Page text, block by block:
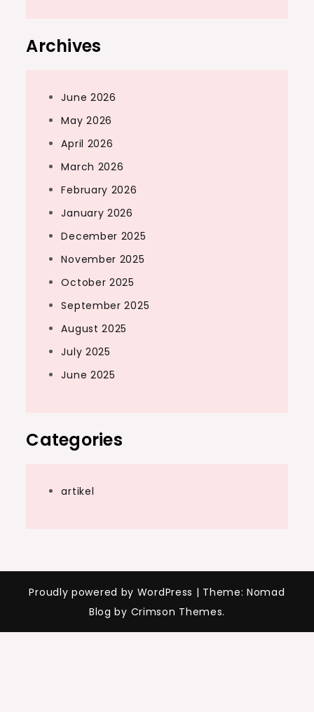
Archives
June 2026
May 2026
April 2026
March 2026
February 2026
January 2026
December 2025
November 2025
October 2025
September 2025
August 2025
July 2025
June 2025
Categories
artikel
Proudly powered by WordPress | Theme: Nomad
Blog by Crimson Themes.